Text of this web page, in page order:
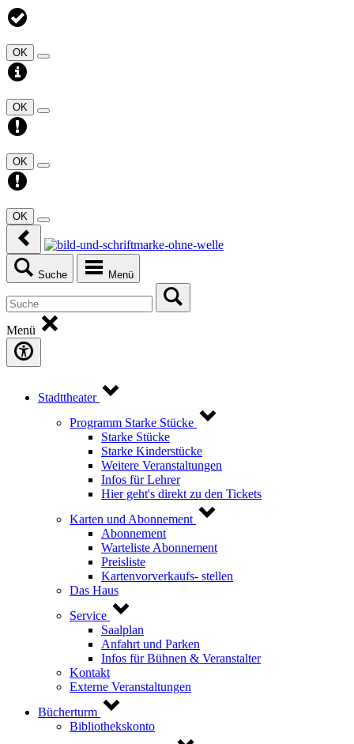
OK
OK
OK
OK
Suche Menü
Menü
Stadttheater
Programm Starke Stücke
Starke Stücke
Starke Kinderstücke
Weitere Veranstaltungen
Infos für Lehrer
Hier geht's direkt zu den Tickets
Karten und Abonnement
Abonnement
Warteliste Abonnement
Preisliste
Kartenvorverkaufs- stellen
Das Haus
Service
Saalplan
Anfahrt und Parken
Infos für Bühnen & Veranstalter
Kontakt
Externe Veranstaltungen
Bücherturm
Bibliothekskonto